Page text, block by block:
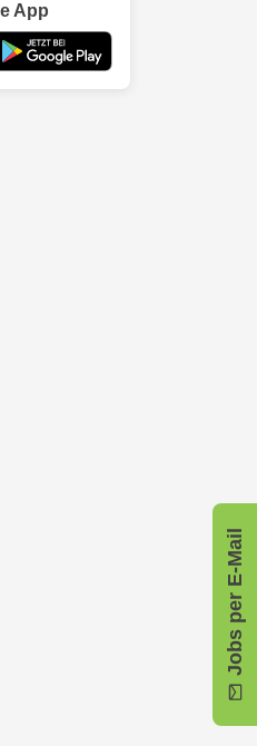
Jobs per E-Mail
App